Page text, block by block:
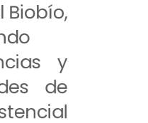
Biobío,
y
de